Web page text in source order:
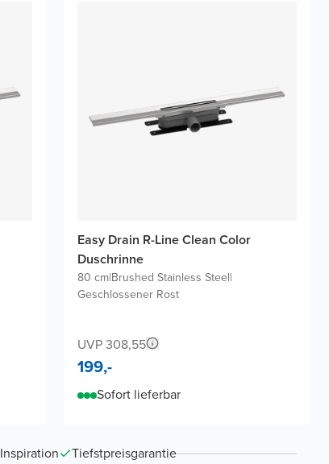
Easy Drain R-Line Clean Color
Duschrinne
80 cm|Brushed Stainless Steel|
Geschlossener Rost
UVP 308,55
199,-
Sofort lieferbar
Tiefstpreisgarantie